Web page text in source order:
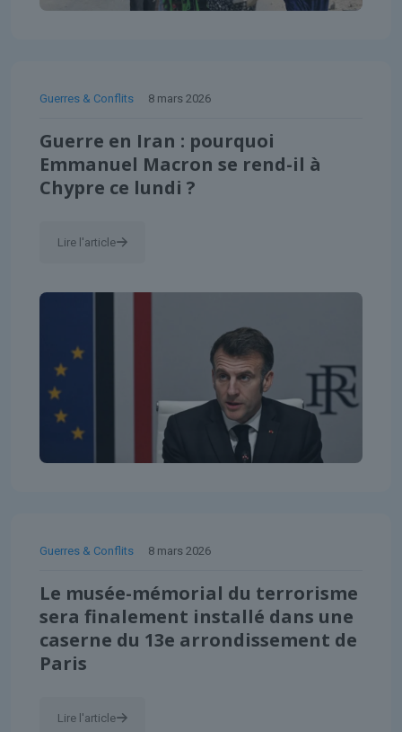
Guerres & Conflits 8 mars 2026
Guerre en Iran : pourquoi
Emmanuel Macron se rend-il à
Chypre ce lundi ?
Lire l'article
Guerres & Conflits 8 mars 2026
Le musée-mémorial du terrorisme
sera finalement installé dans une
caserne du 13e arrondissement de
Paris
Lire l'article